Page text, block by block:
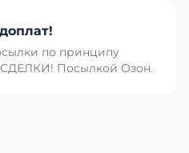
по принципу
Посылкой Озон.